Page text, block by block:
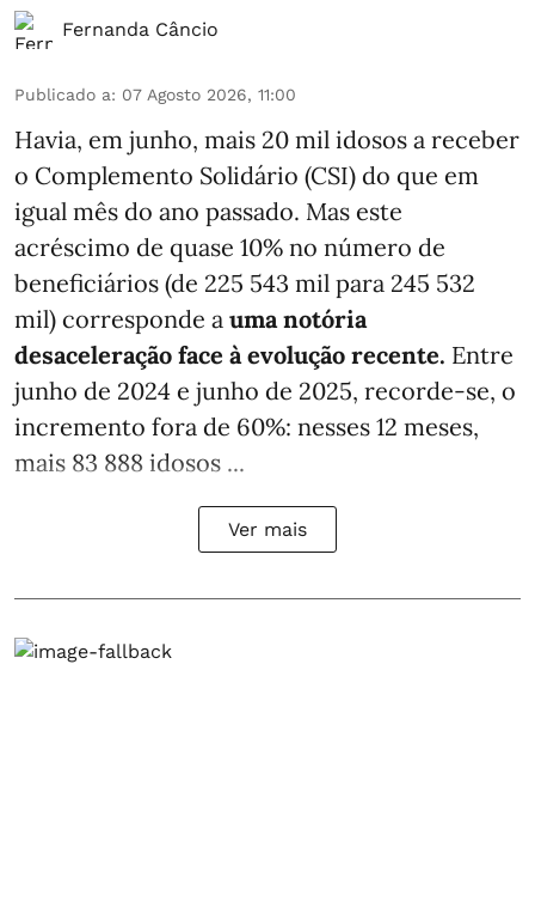
Fernanda Câncio
Publicado a: 07 Agosto 2026, 11:00
Havia, em junho, mais 20 mil idosos a receber
o Complemento Solidário (CSI) do que em
igual mês do ano passado. Mas este
acréscimo de quase 10% no número de
beneficiários (de 225 543 mil para 245 532
mil) corresponde a uma notória
desaceleração face à evolução recente. Entre
junho de 2024 e junho de 2025, recorde-se, o
incremento fora de 60%: nesses 12 meses,
mais 83 888 idosos ...
Ver mais